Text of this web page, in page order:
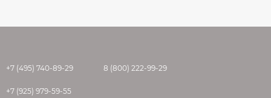
+7 (495) 740-89-29 8 (800) 222-99-29
+7 (925) 979-59-55